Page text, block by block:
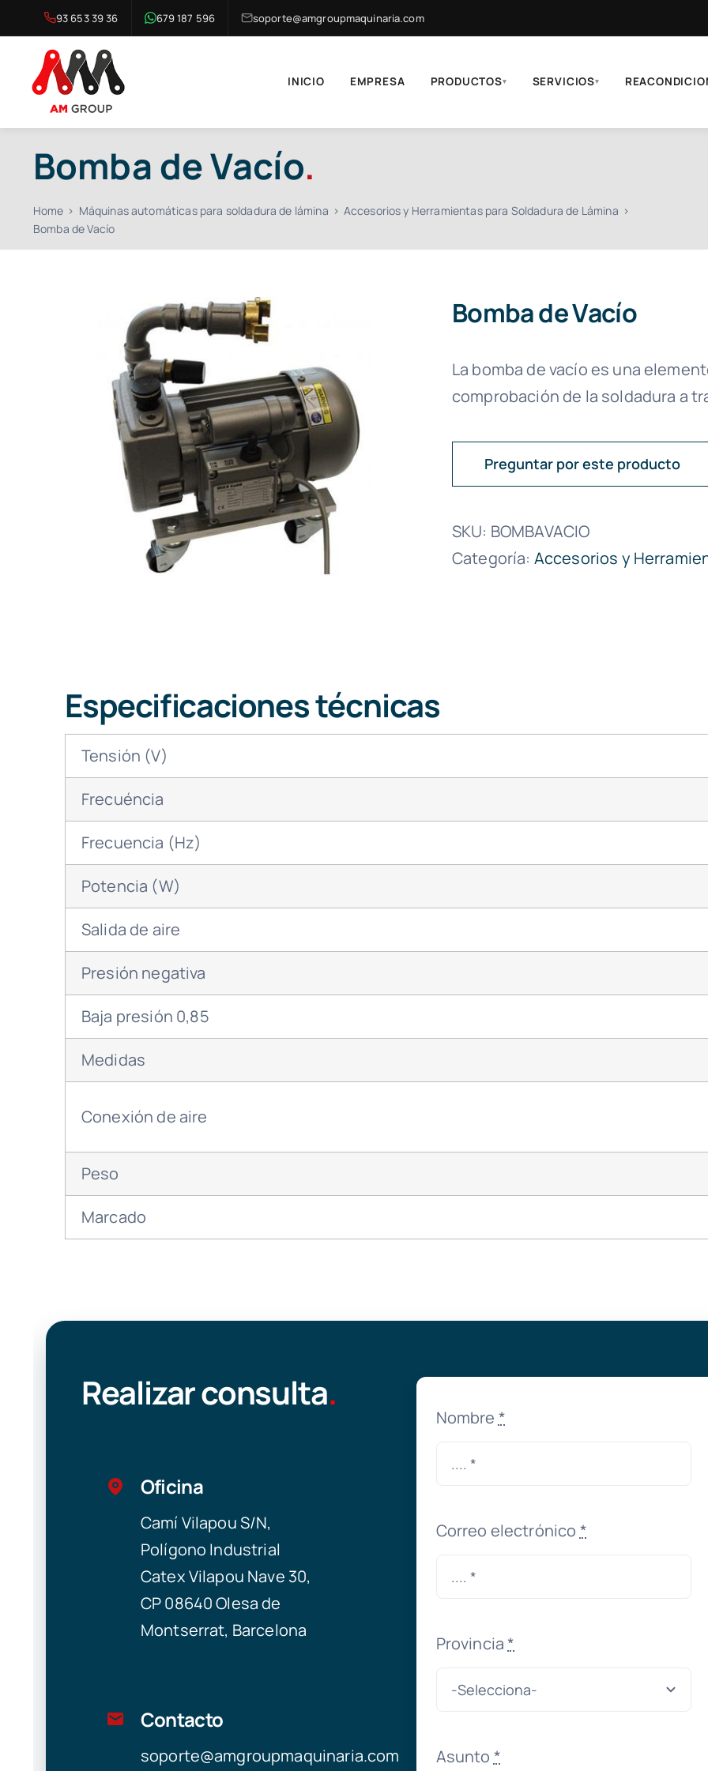
al
contenido
93 653 39 36 679 187 596 soporte@amgroupmaquinaria.com
INICIO EMPRESA PRODUCTOS▾ SERVICIOS▾
Bomba de Vacío.
Home Máquinas automáticas para soldadura de lámina
Accesorios y Herramientas para Soldadura de Lámina
Bomba de Vacío
Bomba de Vacío
La bomba de vacío es una
comprobación de la soldadura a
Preguntar por este producto
SKU: BOMBAVACIO
Categoría: Accesorios y
Especificaciones técnicas
Tensión (V)
Frecuéncia
Frecuencia (Hz)
Potencia (W)
Salida de aire
Presión negativa
Baja presión 0,85
Medidas
Conexión de aire
Peso
Marcado
Realizar consulta.
Oficina
Camí Vilapou S/N,
Polígono Industrial
Catex Vilapou Nave 30,
CP 08640 Olesa de
Montserrat, Barcelona
Contacto
soporte@amgroupmaquinaria.com
Nombre *
Correo electrónico *
Provincia*
Asunto *